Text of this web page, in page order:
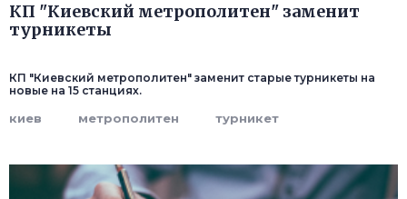
КП "Киевский метрополитен" заменит
турникеты
КП "Киевский метрополитен" заменит старые турникеты на
новые на 15 станциях.
киев метрополитен турникет